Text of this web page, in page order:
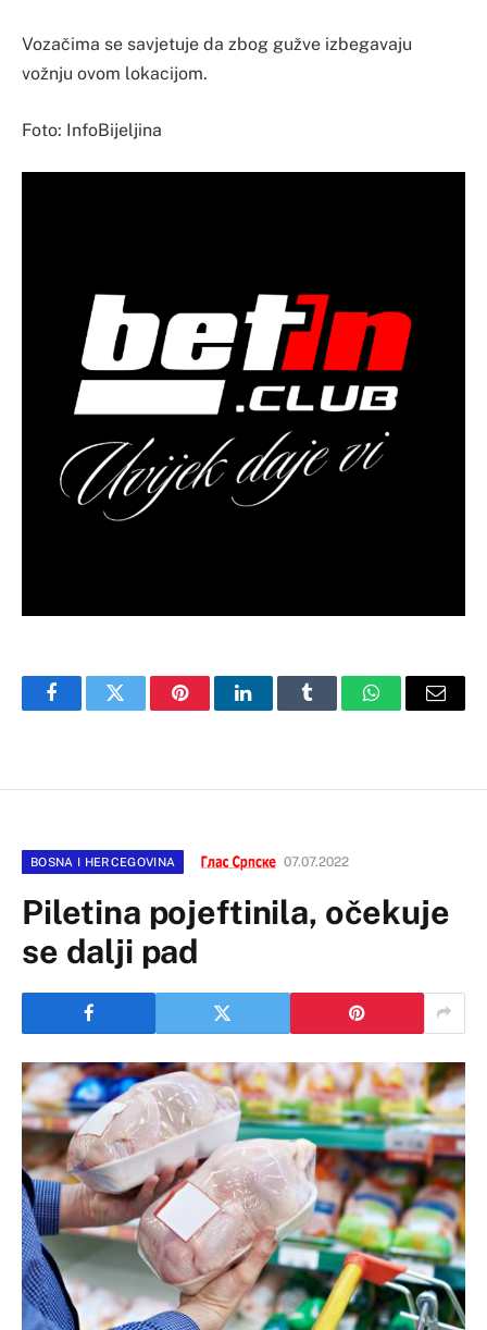
Vozačima se savjetuje da zbog gužve izbegavaju
vožnju ovom lokacijom.
Foto: InfoBijeljina
FacebookTwitter PinterestLinkedInTumblr WhatsAppEmail
BOSNA I HERCEGOVINA 07.07.2022
Piletina pojeftinila, očekuje
se dalji pad